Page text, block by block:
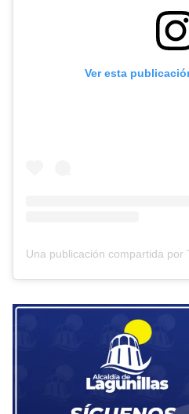
Ver esta
Una publicación compartida por Tu